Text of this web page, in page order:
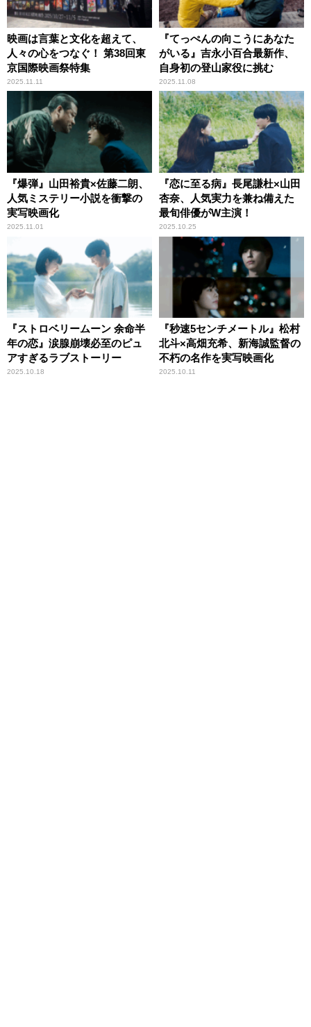
映画は言葉と文化を超えて、
人々の心をつなぐ！ 第38回東
京国際映画祭特集
2025.11.11
『てっぺんの向こうにあなた
がいる』吉永小百合最新作、
自身初の登山家役に挑む
2025.11.08
『爆弾』山田裕貴×佐藤二朗、
人気ミステリー小説を衝撃の
実写映画化
2025.11.01
『恋に至る病』長尾謙杜×山田
杏奈、人気実力を兼ね備えた
最旬俳優がW主演！
2025.10.25
『ストロベリームーン 余命半
年の恋』涙腺崩壊必至のピュ
アすぎるラブストーリー
2025.10.18
『秒速5センチメートル』松村
北斗×高畑充希、新海誠監督の
不朽の名作を実写映画化
2025.10.11